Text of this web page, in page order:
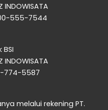
INDOWISATA
555-7544
BSI
INDOWISATA
774-5587
melalui rekening PT.